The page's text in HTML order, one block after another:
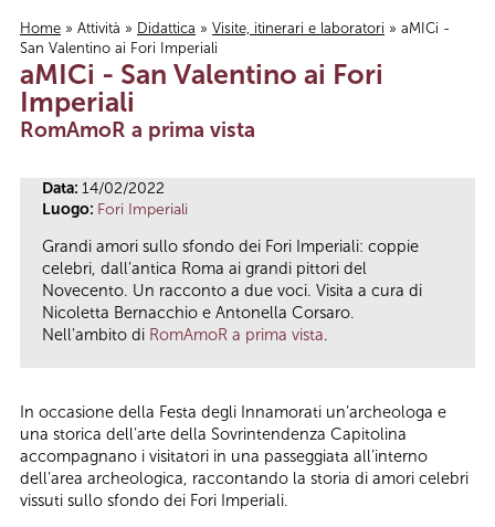
Tu sei qui
Home » Attività » Didattica » Visite, itinerari e laboratori » aMICi -
San Valentino ai Fori Imperiali
aMICi - San Valentino ai Fori
Imperiali
RomAmoR a prima vista
Data: 14/02/2022
Luogo: Fori Imperiali
Grandi amori sullo sfondo dei Fori Imperiali: coppie
celebri, dall’antica Roma ai grandi pittori del
Novecento. Un racconto a due voci. Visita a cura di
Nicoletta Bernacchio e Antonella Corsaro.
Nell'ambito di RomAmoR a prima vista.
In occasione della Festa degli Innamorati un’archeologa e
una storica dell’arte della Sovrintendenza Capitolina
accompagnano i visitatori in una passeggiata all’interno
dell’area archeologica, raccontando la storia di amori celebri
vissuti sullo sfondo dei Fori Imperiali.